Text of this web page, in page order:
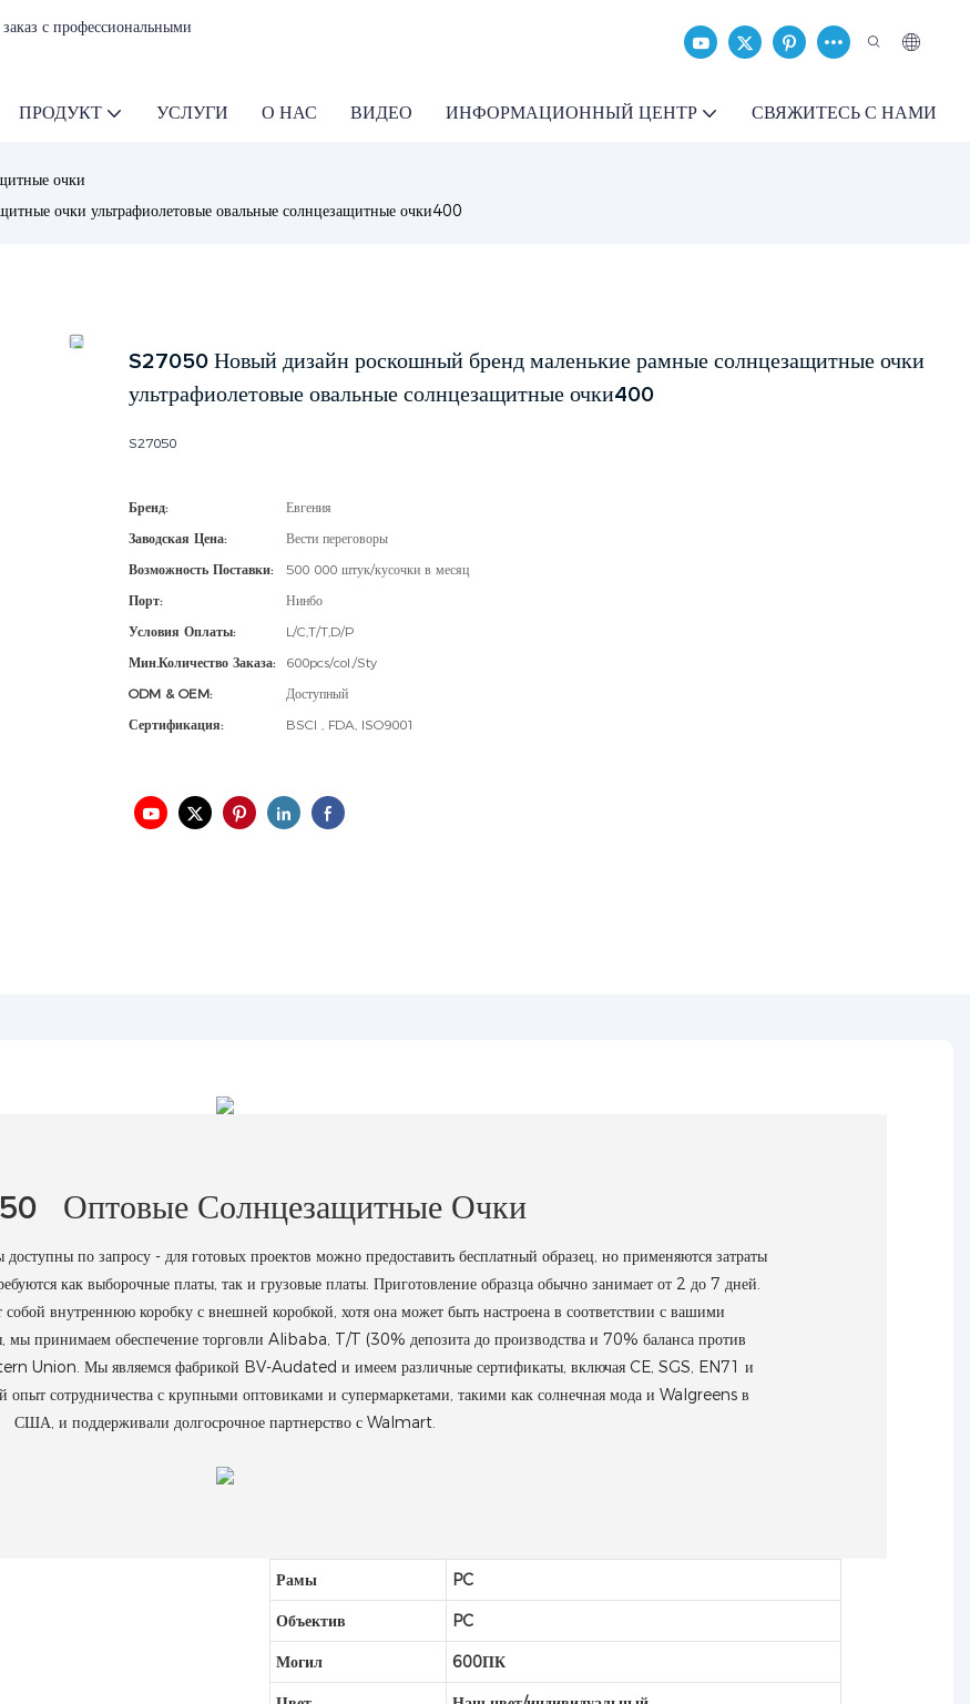
с профессиональными
ПРОДУКТ УСЛУГИ О НАС ВИДЕО ИНФОРМАЦИОННЫЙ ЦЕНТР СВЯЖИТЕСЬ С НАМИ
очки
очки ультрафиолетовые овальные солнцезащитные очки400
S27050 Новый дизайн роскошный бренд маленькие рамные солнцезащитные очки
ультрафиолетовые овальные солнцезащитные очки400
S27050
Бренд:
Евгения
Заводская Цена:
Вести переговоры
Возможность Поставки:
500 000 штук/кусочки в месяц
Порт:
Нинбо
Условия Оплаты:
L/C,T/T,D/P
Мин.количество Заказа:
600pcs/col./Sty
ODM & OEM:
Доступный
Сертификация:
BSCI , FDA, ISO9001
Оптовые Солнцезащитные Очки
по запросу - для готовых проектов можно предоставить бесплатный образец, но применяются затраты
как выборочные платы, так и грузовые платы. Приготовление образца обычно занимает от 2 до 7 дней.
собой внутреннюю коробку с внешней коробкой, хотя она может быть настроена в соответствии с вашими
мы принимаем обеспечение торговли Alibaba, T/T (30% депозита до производства и 70% баланса против
Union. Мы являемся фабрикой BV-Audated и имеем различные сертификаты, включая CE, SGS, EN71 и
сотрудничества с крупными оптовиками и супермаркетами, такими как солнечная мода и Walgreens в
США, и поддерживали долгосрочное партнерство с Walmart.
Рамы PC
Объектив PC
Могил 600ПК